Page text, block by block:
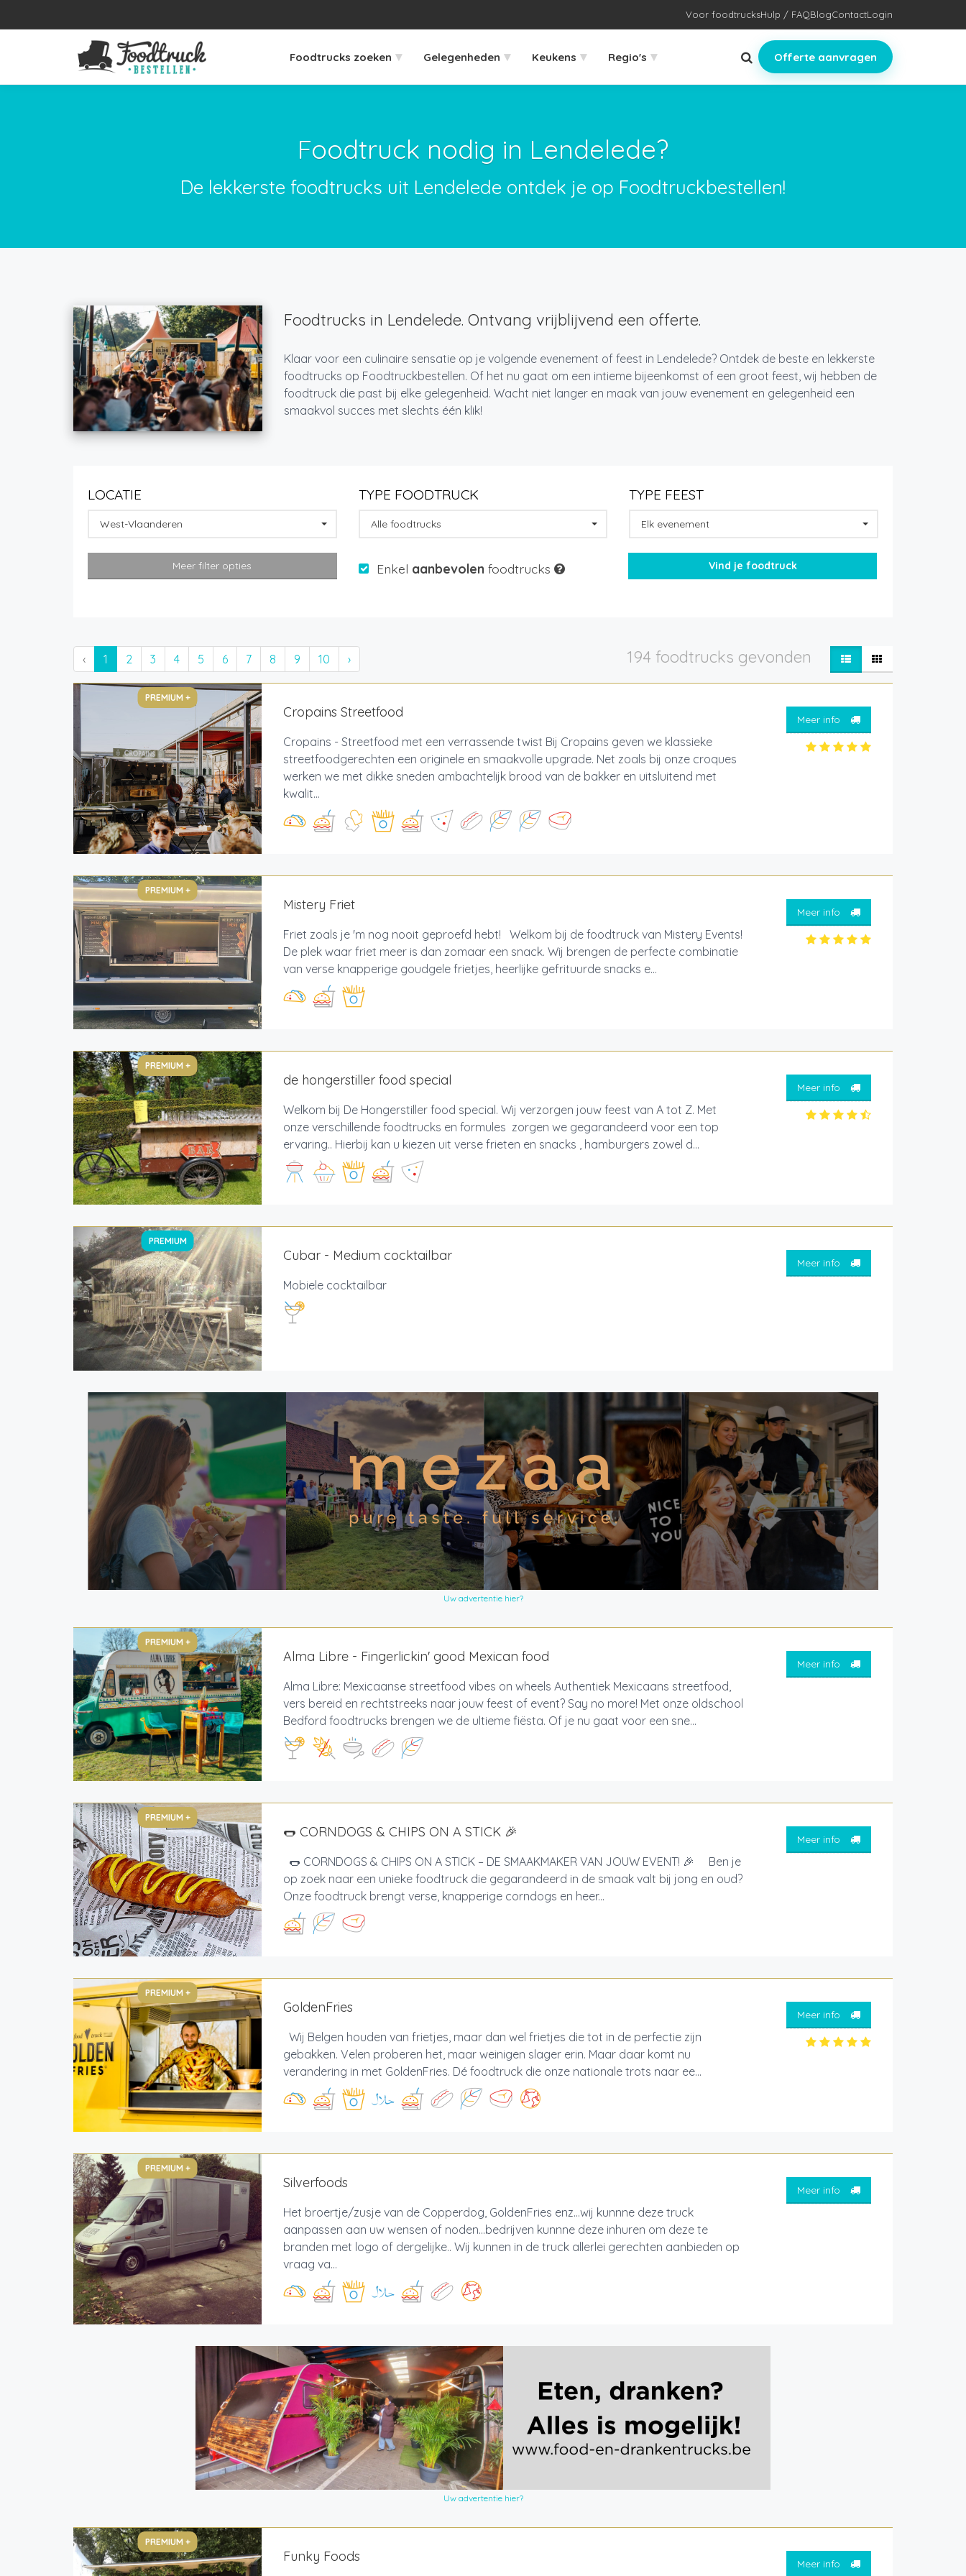
Voor foodtrucksHulp / FAQBlogContactLogin
Foodtrucks zoeken ▾ Gelegenheden ▾ Keukens ▾ Regio's ▾ Offerte aanvragen
Foodtruck nodig in Lendelede?
De lekkerste foodtrucks uit Lendelede ontdek je op Foodtruckbestellen!
Foodtrucks in Lendelede. Ontvang vrijblijvend een offerte.
Klaar voor een culinaire sensatie op je volgende evenement of feest in Lendelede? Ontdek de beste en lekkerste
foodtrucks op Foodtruckbestellen. Of het nu gaat om een intieme bijeenkomst of een groot feest, wij hebben de
foodtruck die past bij elke gelegenheid. Wacht niet langer en maak van jouw evenement en gelegenheid een
smaakvol succes met slechts één klik!
LOCATIE
West-Vlaanderen
TYPE FOODTRUCK
Alle foodtrucks
TYPE FEEST
Elk evenement
Meer filter opties Enkel aanbevolen foodtrucks
‹ 1 2 3 4 5 6 7 8 9 10 › 194 foodtrucks gevonden
PREMIUM +
Cropains Streetfood
Cropains - Streetfood met een verrassende twist Bij Cropains geven we klassieke
streetfoodgerechten een originele en smaakvolle upgrade. Net zoals bij onze croques
werken we met dikke sneden ambachtelijk brood van de bakker en uitsluitend met
kwalit...
Meer info
PREMIUM +
Mistery Friet
Friet zoals je 'm nog nooit geproefd hebt! Welkom bij de foodtruck van Mistery Events!
De plek waar friet meer is dan zomaar een snack. Wij brengen de perfecte combinatie
van verse knapperige goudgele frietjes, heerlijke gefrituurde snacks e...
Meer info
PREMIUM +
de hongerstiller food special
Welkom bij De Hongerstiller food special. Wij verzorgen jouw feest van A tot Z. Met
onze verschillende foodtrucks en formules zorgen we gegarandeerd voor een top
ervaring.. Hierbij kan u kiezen uit verse frieten en snacks , hamburgers zowel d...
Meer info
PREMIUM
Cubar - Medium cocktailbar
Mobiele cocktailbar
Meer info
Uw advertentie hier?
PREMIUM +
Alma Libre - Fingerlickin' good Mexican food
Alma Libre: Mexicaanse streetfood vibes on wheels Authentiek Mexicaans streetfood,
vers bereid en rechtstreeks naar jouw feest of event? Say no more! Met onze oldschool
Bedford foodtrucks brengen we de ultieme fiësta. Of je nu gaat voor een sne...
Meer info
PREMIUM +
🌭 CORNDOGS & CHIPS ON A STICK 🎉
🌭 CORNDOGS & CHIPS ON A STICK – DE SMAAKMAKER VAN JOUW EVENT! 🎉 Ben je
op zoek naar een unieke foodtruck die gegarandeerd in de smaak valt bij jong en oud?
Onze foodtruck brengt verse, knapperige corndogs en heer...
Meer info
PREMIUM +
GoldenFries
Wij Belgen houden van frietjes, maar dan wel frietjes die tot in de perfectie zijn
gebakken. Velen proberen het, maar weinigen slager erin. Maar daar komt nu
verandering in met GoldenFries. Dé foodtruck die onze nationale trots naar ee...
Meer info
PREMIUM +
Silverfoods
Het broertje/zusje van de Copperdog, GoldenFries enz...wij kunnne deze truck
aanpassen aan uw wensen of noden...bedrijven kunnne deze inhuren om deze te
branden met logo of dergelijke.. Wij kunnen in de truck allerlei gerechten aanbieden op
vraag va...
Meer info
Uw advertentie hier?
PREMIUM +
Funky Foods Meer info